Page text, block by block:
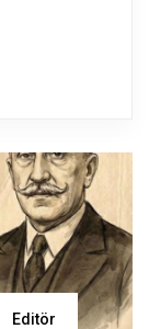
Editör